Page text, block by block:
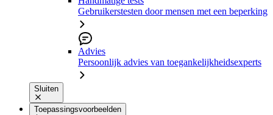
Gebruikerstesten door mensen met een beperking
Advies
Persoonlijk advies van toegankelijkheidsexperts
Sluiten
Toepassingsvoorbeelden